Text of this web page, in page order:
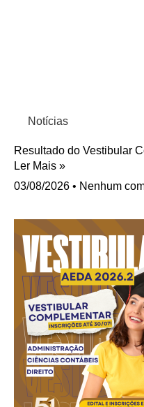
Notícias
Resultado do Vestibular
Ler Mais »
03/08/2026
Nenhum